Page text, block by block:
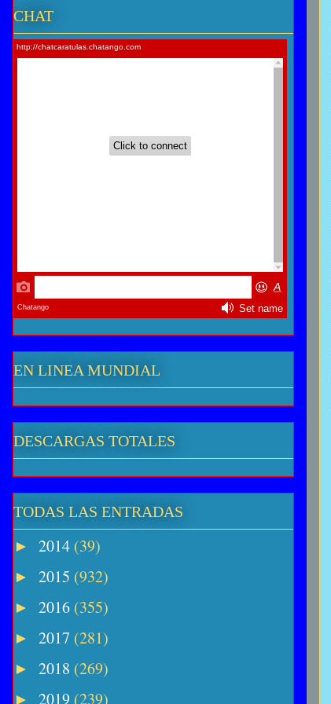
CHAT
EN LINEA MUNDIAL
DESCARGAS TOTALES
TODAS LAS ENTRADAS
► 2014 (39)
► 2015 (932)
► 2016 (355)
► 2017 (281)
► 2018 (269)
► 2019 (239)